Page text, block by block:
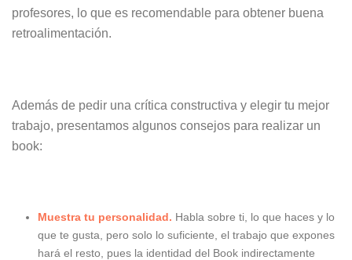
profesores, lo que es recomendable para obtener buena
retroalimentación.
Además de pedir una crítica constructiva y elegir tu mejor
trabajo, presentamos algunos consejos para realizar un
book:
Muestra tu personalidad. Habla sobre ti, lo que haces y lo
que te gusta, pero solo lo suficiente, el trabajo que expones
hará el resto, pues la identidad del Book indirectamente